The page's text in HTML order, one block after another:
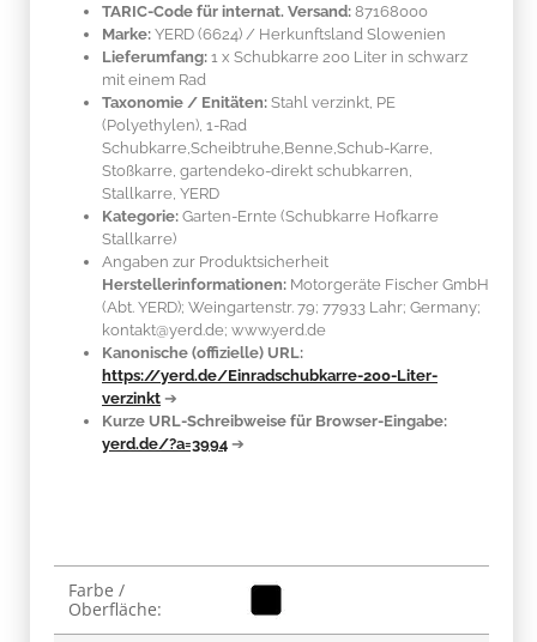
TARIC-Code für internat. Versand: 87168000
Marke: YERD (6624) / Herkunftsland Slowenien
Lieferumfang: 1 x Schubkarre 200 Liter in schwarz
mit einem Rad
Taxonomie / Enitäten: Stahl verzinkt, PE
(Polyethylen) , 1-Rad
Schubkarre,Scheibtruhe,Benne,Schub-Karre,
Stoßkarre, gartendeko-direkt schubkarren,
Stallkarre, YERD
Kategorie: Garten-Ernte (Schubkarre Hofkarre
Stallkarre)
Angaben zur Produktsicherheit
Herstellerinformationen: Motorgeräte Fischer GmbH
(Abt. YERD); Weingartenstr. 79; 77933 Lahr; Germany;
kontakt@yerd.de; www.yerd.de
Kanonische (offizielle) URL:
https://yerd.de/Einradschubkarre-200-Liter-
verzinkt ➔
Kurze URL-Schreibweise für Browser-Eingabe:
yerd.de/?a=3994 ➔
Produkteigenschaft
Wert
Farbe /
Oberfläche: